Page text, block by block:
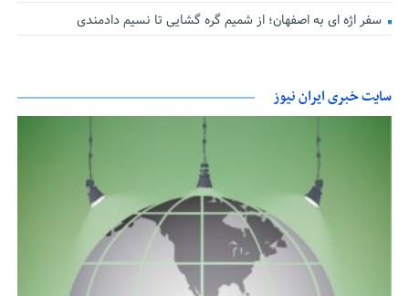
سفر اژه ای به اصفهان؛ از شمیم گره گشایی تا نسیم دادمندی
سایت خبری ایران نیوز